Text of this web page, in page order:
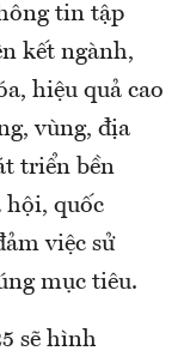
tin tập
kết ngành,
hiệu quả cao
vùng, địa
triển bền
hội, quốc
việc sử
mục tiêu.
sẽ hình